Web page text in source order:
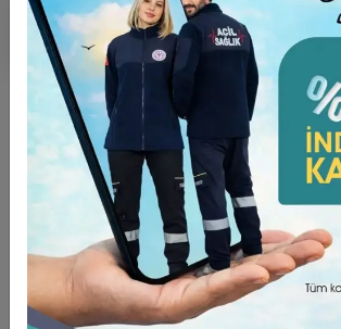
Ürün Açıklaması Garanti ve Teslimat
Taksit Seçenekleri Yorumlar
ÜRÜN ÖZELLİKLERİ ;